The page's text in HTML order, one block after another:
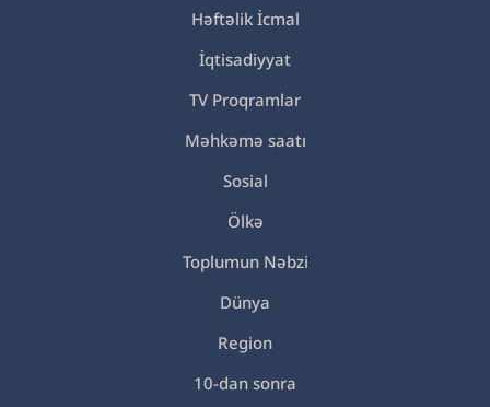
Həftəlik İcmal
İqtisadiyyat
TV Proqramlar
Məhkəmə saatı
Sosial
Ölkə
Toplumun Nəbzi
Dünya
Region
10-dan sonra